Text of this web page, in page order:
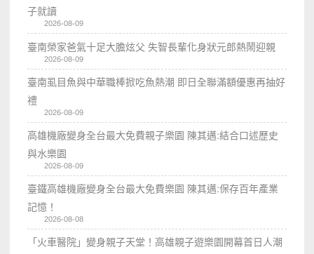
子就讀
2026-08-09
臺南榮家爸氣十足大膽炫父 失智長輩化身狀元郎熱鬧迎親
2026-08-09
臺南虱目魚與中華職棒掀吃魚熱潮 即日全聯滿額優惠再抽好
禮
2026-08-09
高雄機廠變身全台最大免費親子樂園 陳其邁:結合口述歷史
與水樂園
2026-08-09
臺鐵高雄機廠變身全台最大免費樂園 陳其邁:保存百年產業
記憶！
2026-08-08
「火車醫院」變身親子天堂！高雄親子遊樂園開幕首日人潮